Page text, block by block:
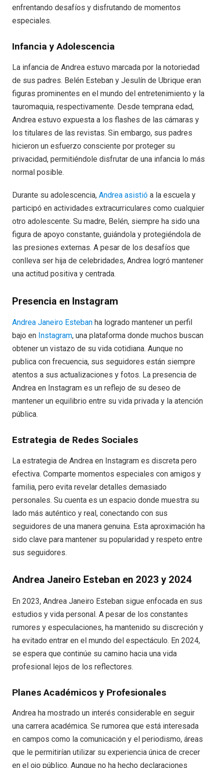
enfrentando desafíos y disfrutando de momentos
especiales.
Infancia y Adolescencia
La infancia de Andrea estuvo marcada por la notoriedad
de sus padres. Belén Esteban y Jesulín de Ubrique eran
figuras prominentes en el mundo del entretenimiento y la
tauromaquia, respectivamente. Desde temprana edad,
Andrea estuvo expuesta a los flashes de las cámaras y
los titulares de las revistas. Sin embargo, sus padres
hicieron un esfuerzo consciente por proteger su
privacidad, permitiéndole disfrutar de una infancia lo más
normal posible.
Durante su adolescencia, Andrea asistió a la escuela y
participó en actividades extracurriculares como cualquier
otro adolescente. Su madre, Belén, siempre ha sido una
figura de apoyo constante, guiándola y protegiéndola de
las presiones externas. A pesar de los desafíos que
conlleva ser hija de celebridades, Andrea logró mantener
una actitud positiva y centrada.
Presencia en Instagram
Andrea Janeiro Esteban ha logrado mantener un perfil
bajo en Instagram, una plataforma donde muchos buscan
obtener un vistazo de su vida cotidiana. Aunque no
publica con frecuencia, sus seguidores están siempre
atentos a sus actualizaciones y fotos. La presencia de
Andrea en Instagram es un reflejo de su deseo de
mantener un equilibrio entre su vida privada y la atención
pública.
Estrategia de Redes Sociales
La estrategia de Andrea en Instagram es discreta pero
efectiva. Comparte momentos especiales con amigos y
familia, pero evita revelar detalles demasiado
personales. Su cuenta es un espacio donde muestra su
lado más auténtico y real, conectando con sus
seguidores de una manera genuina. Esta aproximación ha
sido clave para mantener su popularidad y respeto entre
sus seguidores.
Andrea Janeiro Esteban en 2023 y 2024
En 2023, Andrea Janeiro Esteban sigue enfocada en sus
estudios y vida personal. A pesar de los constantes
rumores y especulaciones, ha mantenido su discreción y
ha evitado entrar en el mundo del espectáculo. En 2024,
se espera que continúe su camino hacia una vida
profesional lejos de los reflectores.
Planes Académicos y Profesionales
Andrea ha mostrado un interés considerable en seguir
una carrera académica. Se rumorea que está interesada
en campos como la comunicación y el periodismo, áreas
que le permitirían utilizar su experiencia única de crecer
en el ojo público. Aunque no ha hecho declaraciones